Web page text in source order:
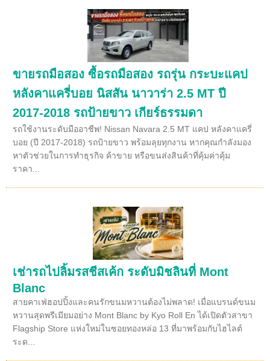
ขายรถมือสอง ซื้อรถมือสอง รถรุ่น กระบะแคป
หลังคาแครี่บอย นิสสัน นาวาร่า 2.5 MT ปี
2017-2018 รถป้ายขาว เกียร์ธรรมดา
รถใช้งานระดับมืออาชีพ! Nissan Navara 2.5 MT แคป หลังคาแครี่
บอย (ปี 2017-2018) รถป้ายขาว พร้อมลุยทุกงาน หากคุณกำลังมอง
หาตัวช่วยในการทำธุรกิจ ค้าขาย หรือขนส่งสินค้าที่คุ้มค่าคุ้ม
ราคา...
เช่ารถไปลิ้มรสชีสเค้ก ระดับมิชลินที่ Mont
Blanc
สายคาเฟ่ฮอปปิ้งและคนรักขนมหวานต้องไม่พลาด! เมื่อแบรนด์ขนม
หวานสุดพรีเมียมอย่าง Mont Blanc by Kyo Roll En ได้เปิดตัวสาขา
Flagship Store แห่งใหม่ในซอยทองหล่อ 13 ที่มาพร้อมกับไฮไลต์
ระด...